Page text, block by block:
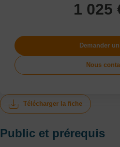
Télécharger la fiche
Public et prérequis
1 025
Demander
Nous